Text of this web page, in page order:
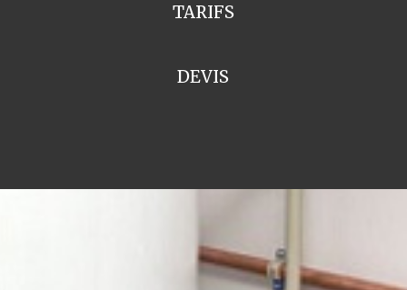
TARIFS
DEVIS